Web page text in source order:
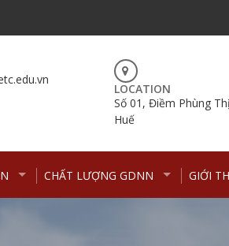
LOCATION
Số 01, Điềm Phùng
Huế
CHẤT LƯỢNG GDNN GIỚI